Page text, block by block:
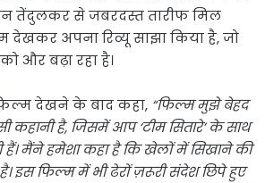
तेंदुलकर से जबरदस्त तारीफ मिल
देखकर अपना रिव्यू साझा किया है, जो
और बढ़ा रहा है।
देखने के बाद कहा, “फिल्म मुझे बेहद
है, जिसमें आप ‘टीम सितारे’ के साथ
हैं। मैंने हमेशा कहा है कि खेलों में सिखाने की
इस फिल्म में भी ढेरों ज़रूरी संदेश छिपे हुए